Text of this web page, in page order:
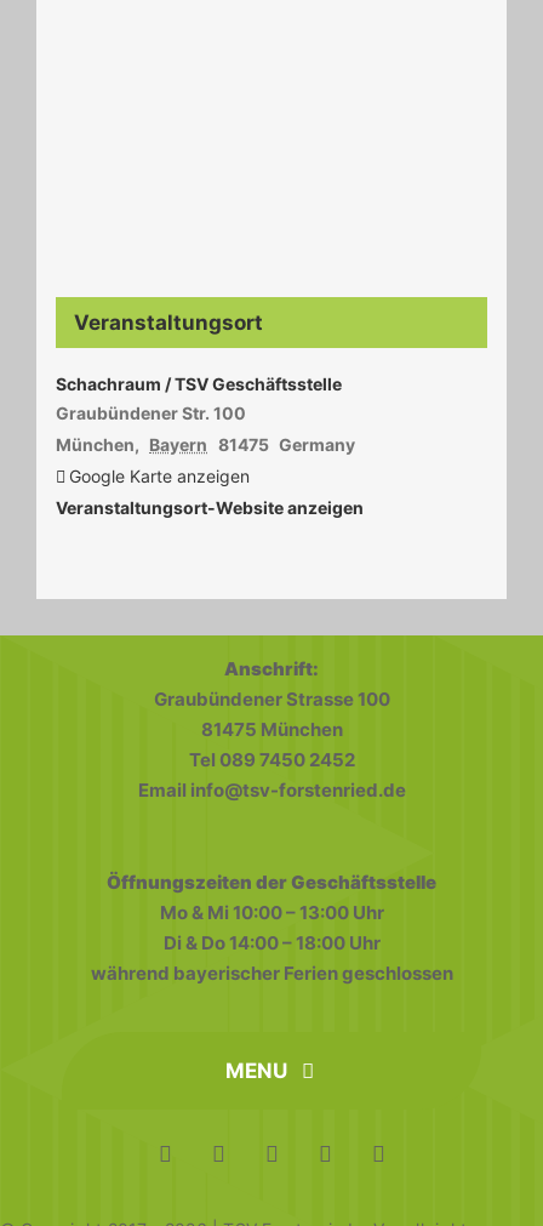
Veranstaltungsort
Schachraum / TSV Geschäftsstelle
Graubündener Str. 100
München, Bayern 81475 Germany
Google Karte anzeigen
Veranstaltungsort-Website anzeigen
Anschrift:
Graubündener Strasse 100
81475 München
Tel 089 7450 2452
Email info@tsv-forstenried.de
Öffnungszeiten der Geschäftsstelle
Mo & Mi 10:00 – 13:00 Uhr
Di & Do 14:00 – 18:00 Uhr
während bayerischer Ferien geschlossen
MENU
FAQ